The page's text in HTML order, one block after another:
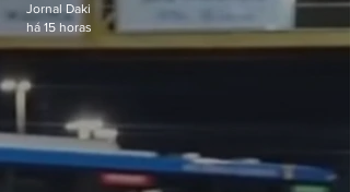
Jornal Daki
há 15 horas